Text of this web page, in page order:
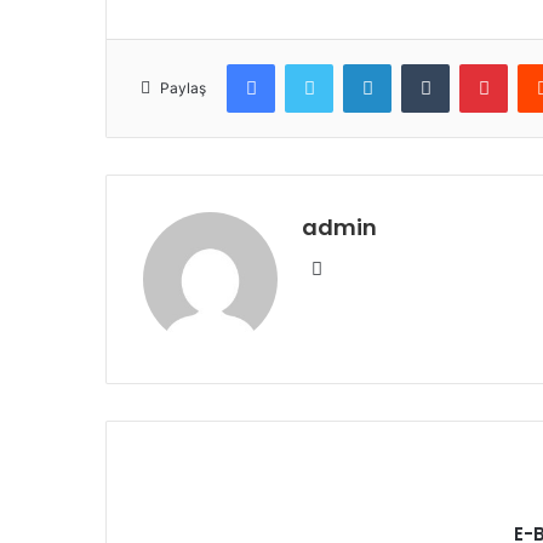
Paylaş
FacebookTwitter LinkedInTumblr
admin
Web
E-